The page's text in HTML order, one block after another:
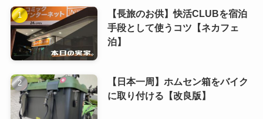
【長旅のお供】快活CLUBを宿泊
手段として使うコツ【ネカフェ
泊】
【日本一周】ホムセン箱をバイク
に取り付ける【改良版】